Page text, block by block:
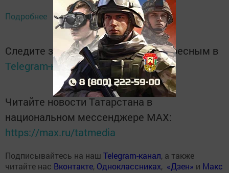
Подробнее
Следите за самым важным и интересным в
Telegram-каналеТатмедиа
Читайте новости Татарстана в
национальном мессенджере MАХ:
https://max.ru/tatmedia
Подписывайтесь на наш Telegram-канал, а также
читайте нас Вконтакте, Одноклассниках, «Дзен» и Макс